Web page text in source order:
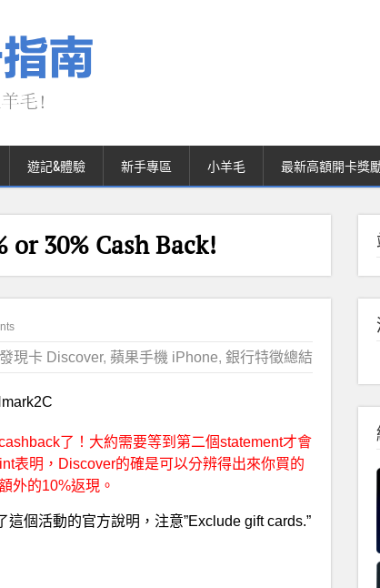
遊記&體驗 新手專區 小羊毛 最新高額開卡獎
or 30% Cash Back!
發現卡 Discover, 蘋果手機 iPhone, 銀行特徵總結
了！大約需要等到第二個statement才會
表明，Discover的確是可以分辨得出來你買的
外的10%返現。
個活動的官方說明，注意”Exclude gift cards.”